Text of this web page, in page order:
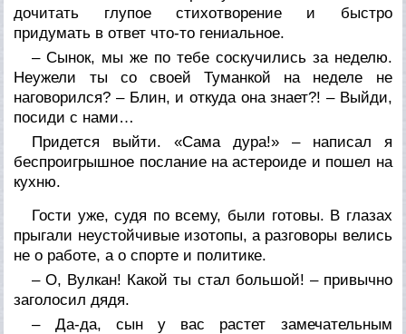
дочитать глупое стихотворение и быстро
придумать в ответ что-то гениальное.
– Сынок, мы же по тебе соскучились за неделю.
Неужели ты со своей Туманкой на неделе не
наговорился? – Блин, и откуда она знает?! – Выйди,
посиди с нами…
Придется выйти. «Сама дура!» – написал я
беспроигрышное послание на астероиде и пошел на
кухню.
Гости уже, судя по всему, были готовы. В глазах
прыгали неустойчивые изотопы, а разговоры велись
не о работе, а о спорте и политике.
– О, Вулкан! Какой ты стал большой! – привычно
заголосил дядя.
– Да-да, сын у вас растет замечательным